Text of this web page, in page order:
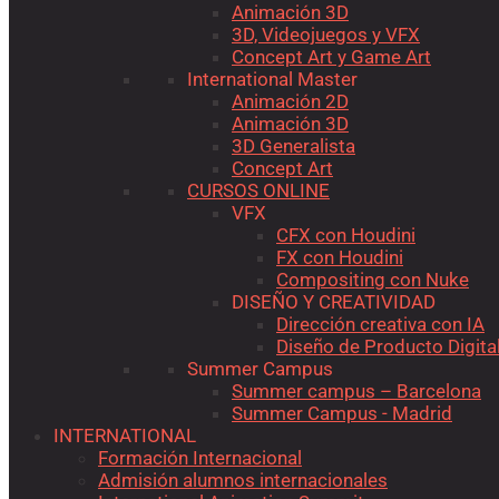
Animación 3D
3D, Videojuegos y VFX
Concept Art y Game Art
International Master
Animación 2D
Animación 3D
3D Generalista
Concept Art
CURSOS ONLINE
VFX
CFX con Houdini
FX con Houdini
Compositing con Nuke
DISEÑO Y CREATIVIDAD
Dirección creativa con IA
Diseño de Producto
Summer Campus
Summer campus – Barcelona
Summer Campus - Madrid
INTERNATIONAL
Formación Internacional
Admisión alumnos internacionales